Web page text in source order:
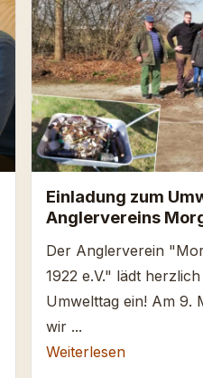
Einladung zum
Anglervereins
Der Anglerverein
1922 e.V." lädt
Umwelttag ein! Am 9.
wir ...
Weiterlesen